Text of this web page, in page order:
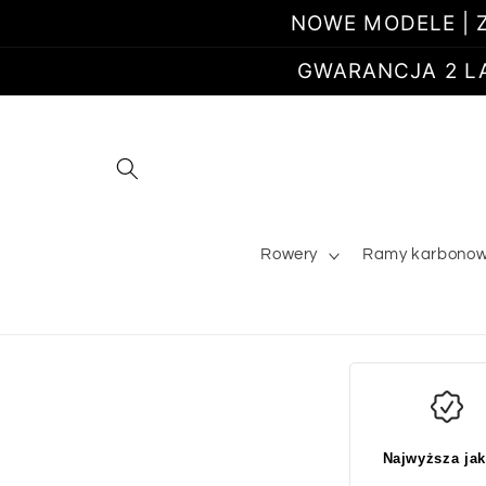
NOWE MODELE
GWARANCJA 2
Rowery Ramy
Najwyższa